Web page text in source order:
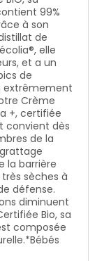
99%
à son
de
elle
et a un
de
extrêmement
Crème
+, certifiée
convient dès
de la
la barrière
sèches à
défense.
diminuent
Bio, sa
composée